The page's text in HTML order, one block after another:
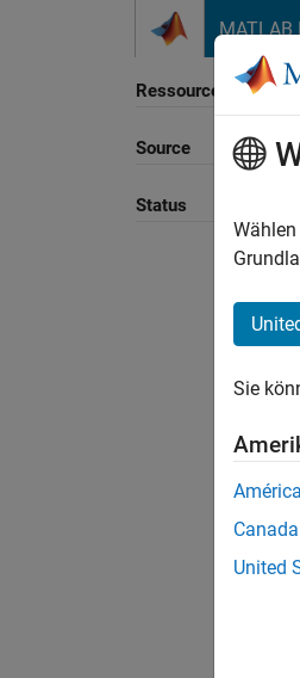
MATLAB
Ressource
Source
Status
Sie
Canada
United